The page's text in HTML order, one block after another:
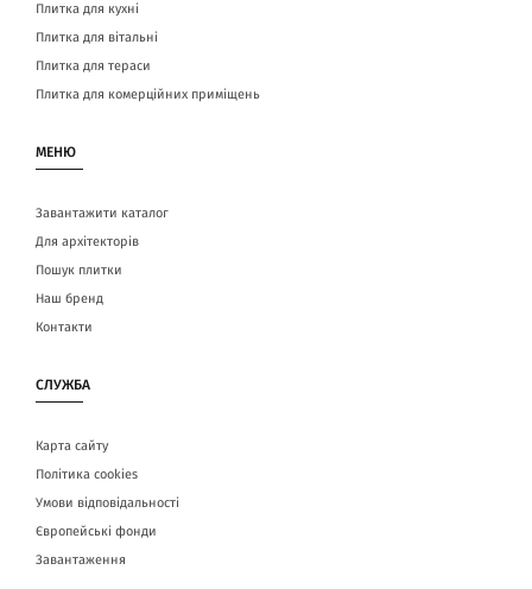
Плитка для кухні
Плитка для вітальні
Плитка для тераси
Плитка для комерційних приміщень
МЕНЮ
Завантажити каталог
Для архітекторів
Пошук плитки
Наш бренд
Контакти
СЛУЖБА
Карта сайту
Політика cookies
Умови відповідальності
Європейські фонди
Завантаження